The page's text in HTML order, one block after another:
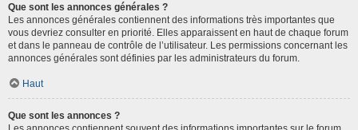
Que sont les annonces générales ?
Les annonces générales contiennent des informations très importantes que
vous devriez consulter en priorité. Elles apparaissent en haut de chaque forum
et dans le panneau de contrôle de l’utilisateur. Les permissions concernant les
annonces générales sont définies par les administrateurs du forum.
Haut
Que sont les annonces ?